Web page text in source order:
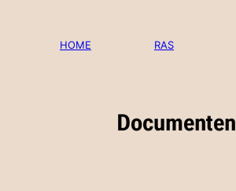
HOME RAS
Documenten